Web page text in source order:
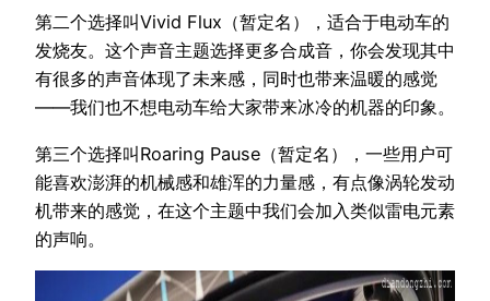
第二个选择叫Vivid Flux（暂定名），适合于电动车的
发烧友。这个声音主题选择更多合成音，你会发现其中
有很多的声音体现了未来感，同时也带来温暖的感觉
——我们也不想电动车给大家带来冰冷的机器的印象。
第三个选择叫Roaring Pause（暂定名），一些用户可
能喜欢澎湃的机械感和雄浑的力量感，有点像涡轮发动
机带来的感觉，在这个主题中我们会加入类似雷电元素
的声响。